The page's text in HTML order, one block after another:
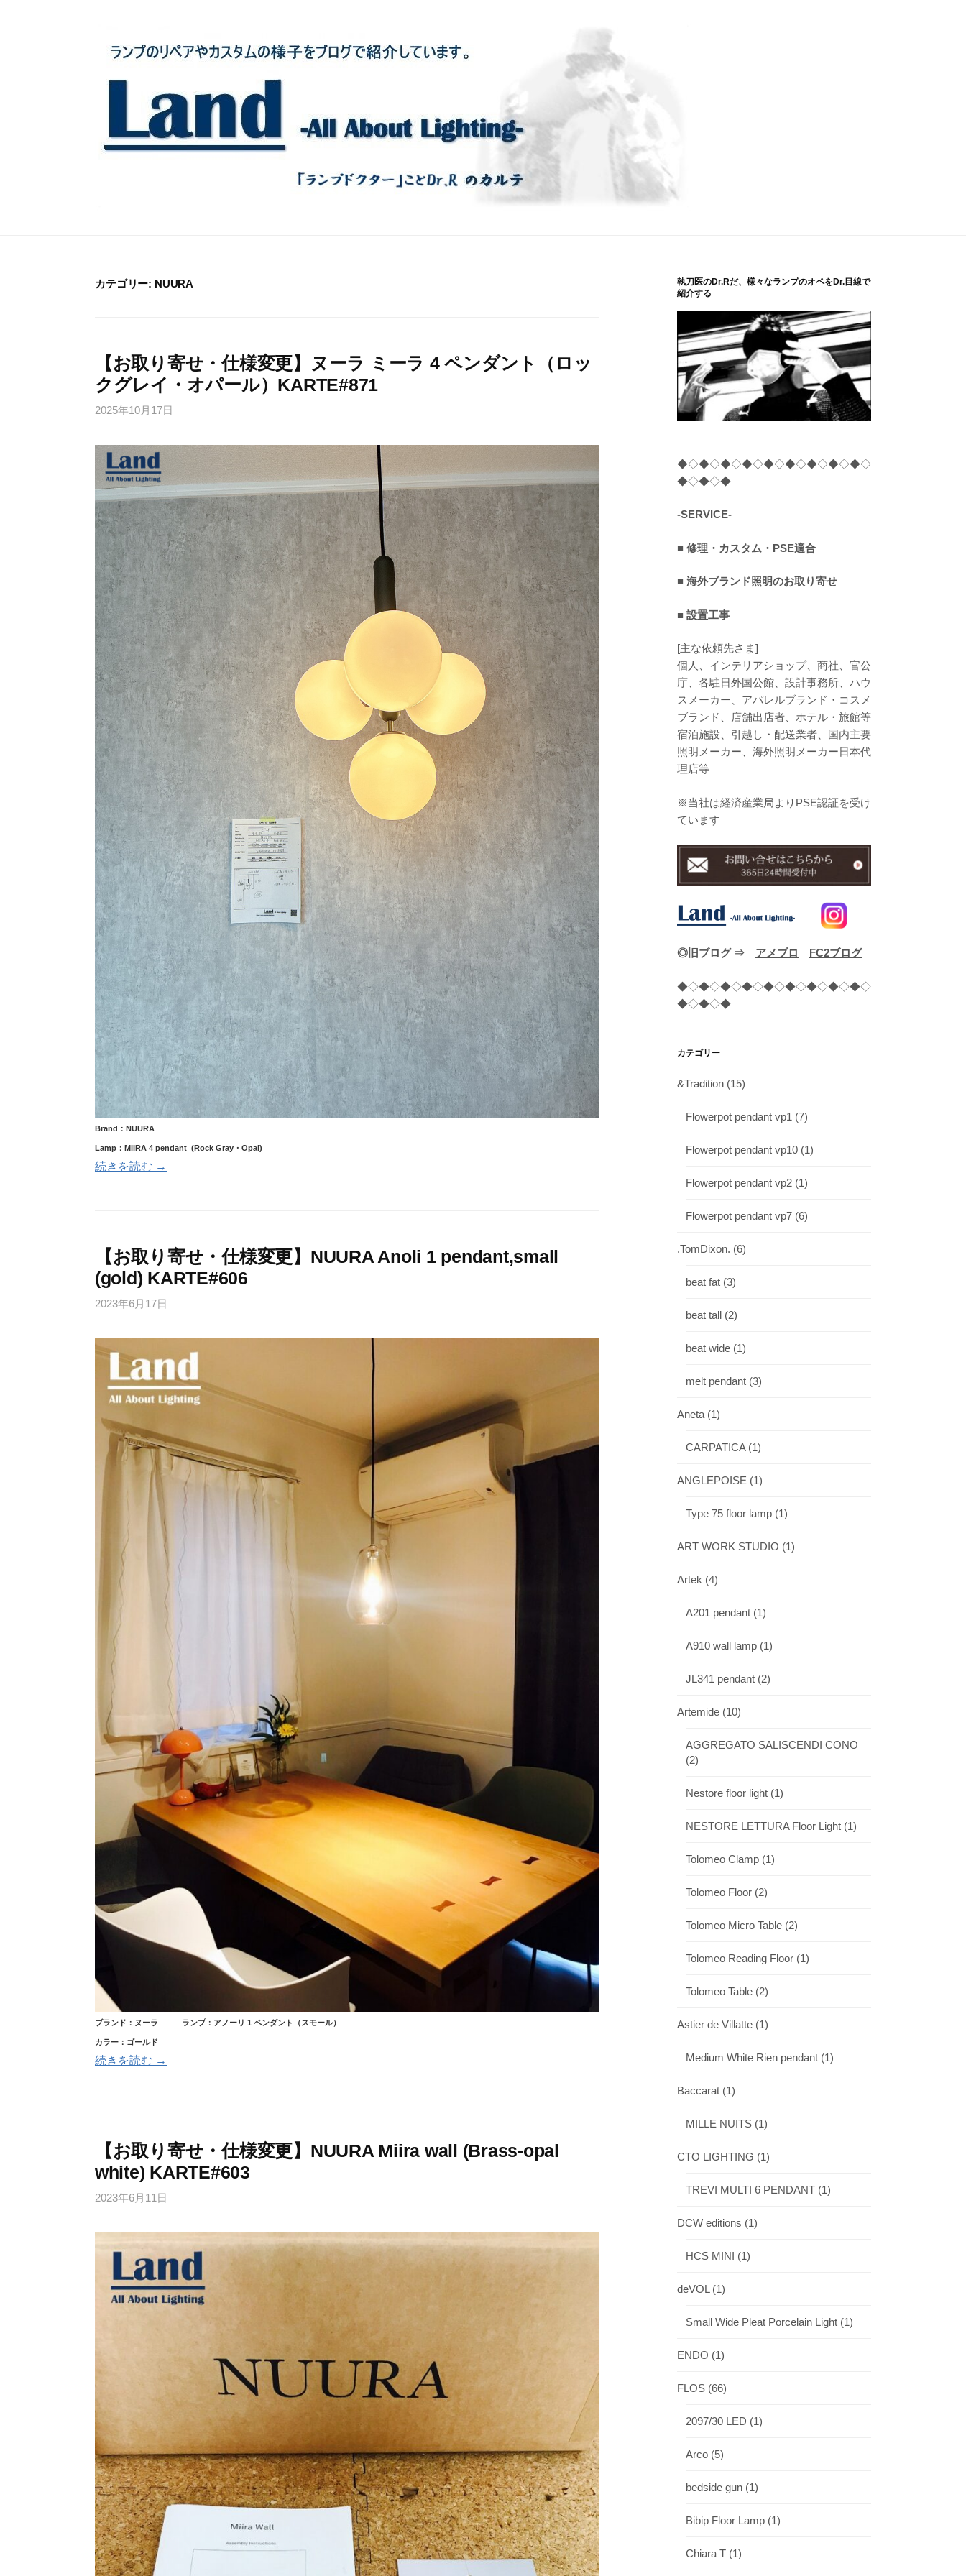
カテゴリー: NUURA
【お取り寄せ・仕様変更】ヌーラ ミーラ 4 ペンダント（ロッ
クグレイ・オパール）KARTE#871
2025年10月17日
Brand：NUURA
Lamp：MIIRA 4 pendant (Rock Gray・Opal)
続きを読む →
【お取り寄せ・仕様変更】NUURA Anoli 1 pendant,small
(gold) KARTE#606
2023年6月17日
ブランド：ヌーラ ランプ：アノーリ 1 ペンダント（スモール）
カラー：ゴールド
続きを読む →
【お取り寄せ・仕様変更】NUURA Miira wall (Brass-opal
white) KARTE#603
2023年6月11日
執刀医のDr.Rだ、様々なランプのオペをDr.目線で
紹介する
◆◇◆◇◆◇◆◇◆◇◆◇◆◇◆◇◆◇
◆◇◆◇◆
-SERVICE-
■ 修理・カスタム・PSE適合
■ 海外ブランド照明のお取り寄せ
■ 設置工事
[主な依頼先さま]
個人、インテリアショップ、商社、官公
庁、各駐日外国公館、設計事務所、ハウ
スメーカー、アパレルブランド・コスメ
ブランド、店舗出店者、ホテル・旅館等
宿泊施設、引越し・配送業者、国内主要
照明メーカー、海外照明メーカー日本代
理店等
※当社は経済産業局よりPSE認証を受け
ています
◎旧ブログ ⇒ アメブロ FC2ブログ
◆◇◆◇◆◇◆◇◆◇◆◇◆◇◆◇◆◇
◆◇◆◇◆
カテゴリー
&Tradition (15)
Flowerpot pendant vp1 (7)
Flowerpot pendant vp10 (1)
Flowerpot pendant vp2 (1)
Flowerpot pendant vp7 (6)
.TomDixon. (6)
beat fat (3)
beat tall (2)
beat wide (1)
melt pendant (3)
Aneta (1)
CARPATICA(1)
ANGLEPOISE (1)
Type 75 floor lamp (1)
ART WORK STUDIO (1)
Artek (4)
A201 pendant (1)
A910 wall lamp (1)
JL341 pendant (2)
Artemide (10)
AGGREGATO SALISCENDI CONO
(2)
Nestore floor light (1)
NESTORE LETTURA Floor Light (1)
Tolomeo Clamp (1)
Tolomeo Floor (2)
Tolomeo Micro Table (2)
Tolomeo Reading Floor (1)
Tolomeo Table (2)
Astier de Villatte (1)
Medium White Rien pendant (1)
Baccarat (1)
MILLE NUITS (1)
CTO LIGHTING (1)
TREVI MULTI 6 PENDANT (1)
DCW editions (1)
HCS MINI (1)
deVOL (1)
Small Wide Pleat Porcelain Light (1)
ENDO (1)
FLOS (66)
2097/30 LED (1)
Arco (5)
bedside gun (1)
Bibip Floor Lamp (1)
Chiara T (1)